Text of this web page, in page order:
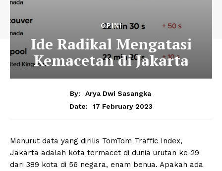
OPINI
Ide Radikal Mengatasi
Kemacetan di Jakarta
By:
Arya Dwi Sasangka
Date:
17 February 2023
Menurut data yang dirilis TomTom Traffic Index,
Jakarta adalah kota termacet di dunia urutan ke-29
dari 389 kota di 56 negara, enam benua. Apakah ada